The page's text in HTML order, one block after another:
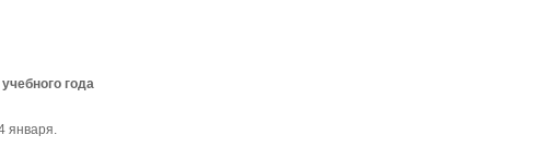
года
января.